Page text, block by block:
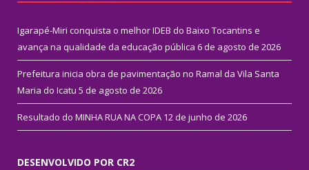
Igarapé-Miri conquista o melhor IDEB do Baixo Tocantins e
avança na qualidade da educação pública 6 de agosto de 2026
Prefeitura inicia obra de pavimentação no Ramal da Vila Santa
Maria do Icatu 5 de agosto de 2026
Resultado do MINHA RUA NA COPA 12 de junho de 2026
DESENVOLVIDO POR CR2